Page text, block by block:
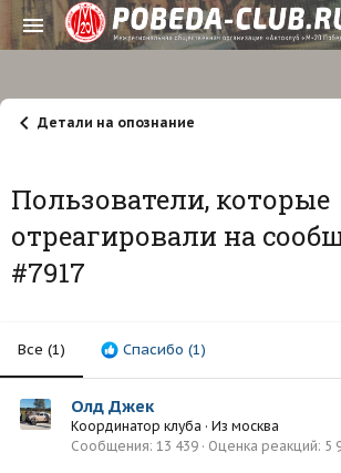
Детали на опознание
Пользователи, которые
отреагировали на
#7917
Все (1) Спасибо (1)
Олд Джек
Координатор клуба · Из москва
Сообщения 13 439 Оценка реакций 5